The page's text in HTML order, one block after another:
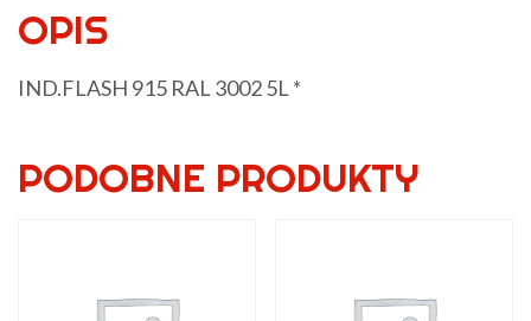
OPIS
IND.FLASH 915 RAL 3002 5L *
PODOBNE PRODUKTY